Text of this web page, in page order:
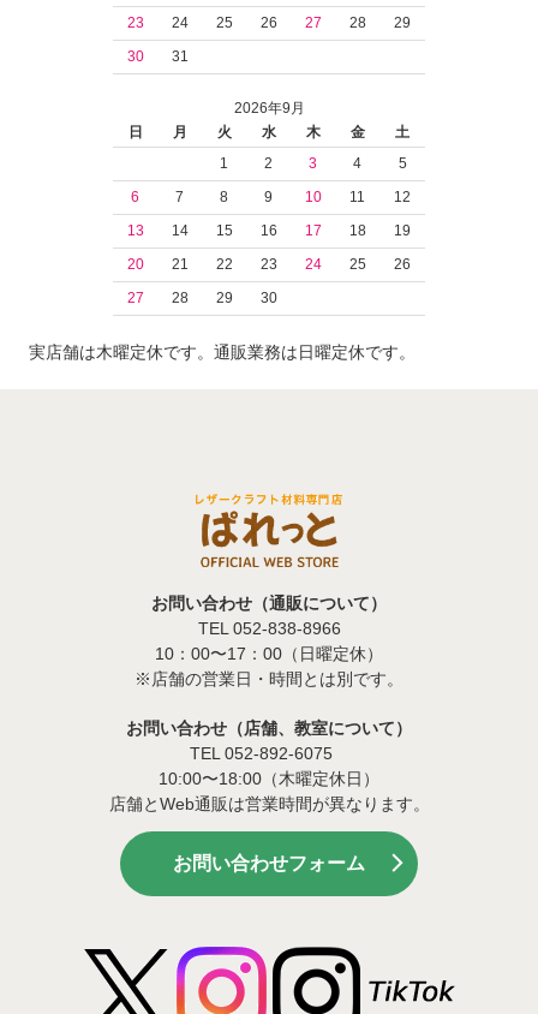
23
24 25 26 27 28
29
30
31
2026年9月
日
月 火 水 木 金
土
1
2 3 4
5
6
7 8 9 10 11
12
13
14 15 16 17 18
19
20
21 22 23 24 25
26
27
28 29 30
実店舗は木曜定休です。通販業務は日曜定休です。
お問い合わせ（通販について）
TEL 052-838-8966
10：00〜17：00（日曜定休）
※店舗の営業日・時間とは別です。
お問い合わせ（店舗、教室について）
TEL 052-892-6075
10:00〜18:00（木曜定休日）
店舗とWeb通販は営業時間が異なります。
お問い合わせフォーム